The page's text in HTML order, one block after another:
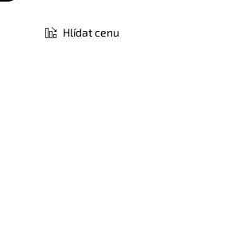
Hlídat cenu